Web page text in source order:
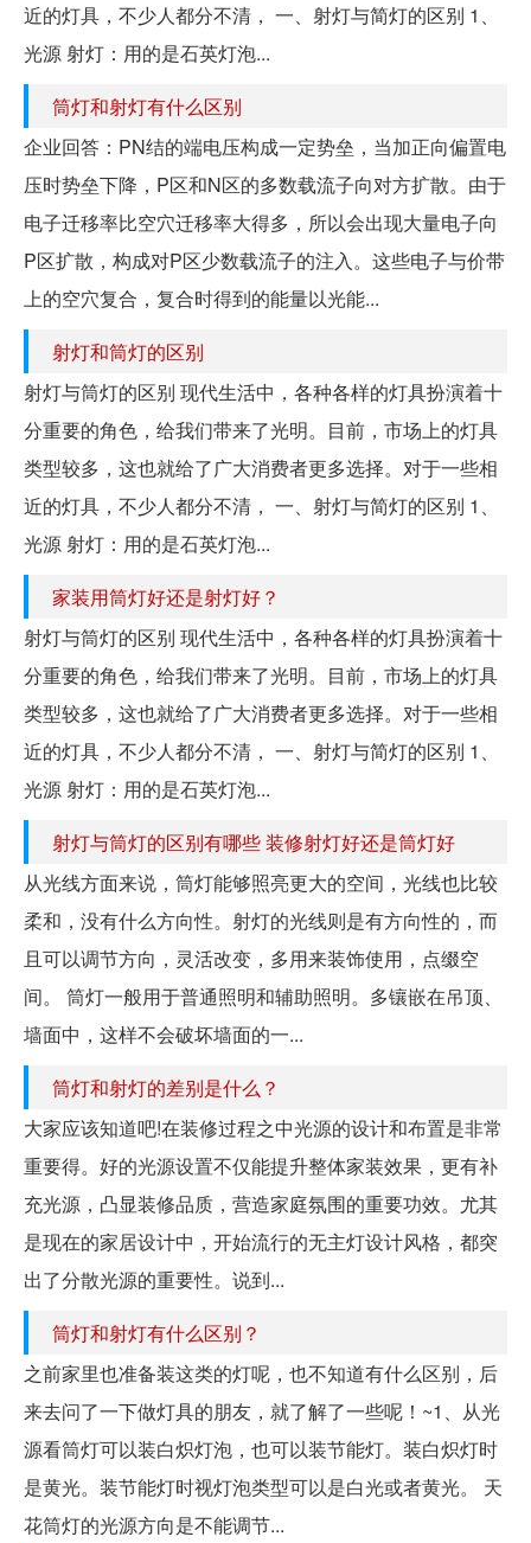
近的灯具，不少人都分不清， 一、射灯与简灯的区别 1、
光源 射灯：用的是石英灯泡...
筒灯和射灯有什么区别
企业回答：PN结的端电压构成一定势垒，当加正向偏置电
压时势垒下降，P区和N区的多数载流子向对方扩散。由于
电子迁移率比空穴迁移率大得多，所以会出现大量电子向
P区扩散，构成对P区少数载流子的注入。这些电子与价带
上的空穴复合，复合时得到的能量以光能...
射灯和筒灯的区别
射灯与筒灯的区别 现代生活中，各种各样的灯具扮演着十
分重要的角色，给我们带来了光明。目前，市场上的灯具
类型较多，这也就给了广大消费者更多选择。对于一些相
近的灯具，不少人都分不清， 一、射灯与简灯的区别 1、
光源 射灯：用的是石英灯泡...
家装用筒灯好还是射灯好？
射灯与筒灯的区别 现代生活中，各种各样的灯具扮演着十
分重要的角色，给我们带来了光明。目前，市场上的灯具
类型较多，这也就给了广大消费者更多选择。对于一些相
近的灯具，不少人都分不清， 一、射灯与简灯的区别 1、
光源 射灯：用的是石英灯泡...
射灯与筒灯的区别有哪些 装修射灯好还是筒灯好
从光线方面来说，筒灯能够照亮更大的空间，光线也比较
柔和，没有什么方向性。射灯的光线则是有方向性的，而
且可以调节方向，灵活改变，多用来装饰使用，点缀空
间。 筒灯一般用于普通照明和辅助照明。多镶嵌在吊顶、
墙面中，这样不会破坏墙面的一...
筒灯和射灯的差别是什么？
大家应该知道吧!在装修过程之中光源的设计和布置是非常
重要得。好的光源设置不仅能提升整体家装效果，更有补
充光源，凸显装修品质，营造家庭氛围的重要功效。尤其
是现在的家居设计中，开始流行的无主灯设计风格，都突
出了分散光源的重要性。说到...
筒灯和射灯有什么区别？
之前家里也准备装这类的灯呢，也不知道有什么区别，后
来去问了一下做灯具的朋友，就了解了一些呢！~1、从光
源看筒灯可以装白炽灯泡，也可以装节能灯。装白炽灯时
是黄光。装节能灯时视灯泡类型可以是白光或者黄光。 天
花筒灯的光源方向是不能调节...